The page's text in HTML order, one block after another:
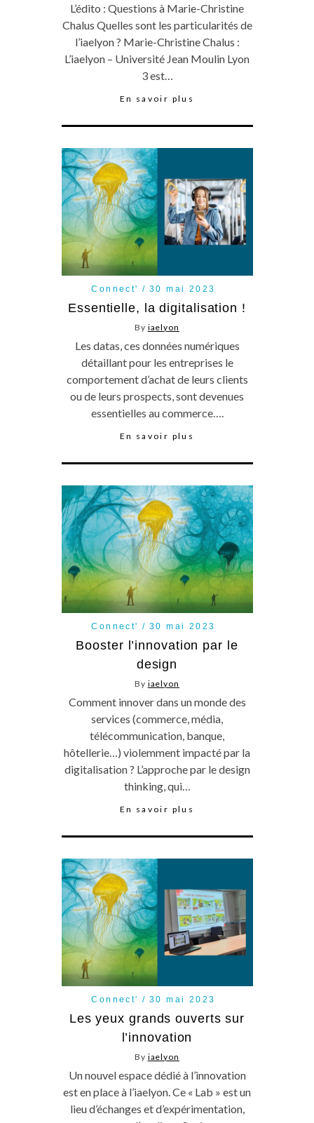
L’édito : Questions à Marie-Christine
Chalus Quelles sont les particularités de
l’iaelyon ? Marie-Christine Chalus :
L’iaelyon – Université Jean Moulin Lyon
3 est…
En savoir plus
Connect' 30 mai 2023
Essentielle, la digitalisation !
By iaelyon
Les datas, ces données numériques
détaillant pour les entreprises le
comportement d’achat de leurs clients
ou de leurs prospects, sont devenues
essentielles au commerce….
En savoir plus
Connect' 30 mai 2023
Booster l’innovation par le
design
By iaelyon
Comment innover dans un monde des
services (commerce, média,
télécommunication, banque,
hôtellerie…) violemment impacté par la
digitalisation ? L’approche par le design
thinking, qui…
En savoir plus
Connect' 30 mai 2023
Les yeux grands ouverts sur
l’innovation
By iaelyon
Un nouvel espace dédié à l’innovation
est en place à l’iaelyon. Ce « Lab » est un
lieu d’échanges et d’expérimentation,